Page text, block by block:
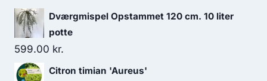
Dværgmispel Opstammet 120 cm. 10 liter
potte
599.00 kr.
Citron timian 'Aureus'